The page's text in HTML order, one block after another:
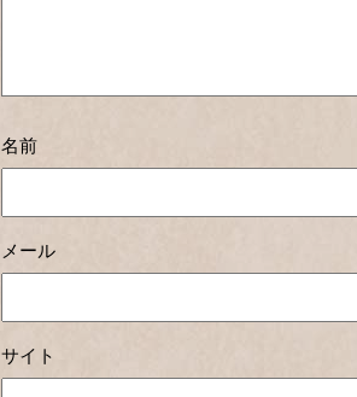
名前
メール
サイト